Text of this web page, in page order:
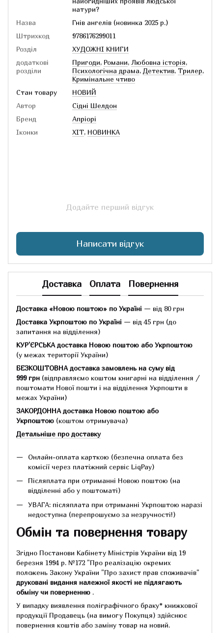
натури?
Назва
Гнів ангелів (новинка 2025 р.)
Штрихкод
9786176299011
Розділ
ХУДОЖНІ КНИГИ
додаткові
розділи
Пригоди, Романи, Любовна історія,
Психологічна драма, Детектив, Трилер,
Кримінальне чтиво
Стан товару
НОВИЙ
Автор
Сідні Шелдон
Бренд
Апріорі
Іконки
ХІТ, НОВИНКА
Додайте перший відгук
Написати відгук
Доставка Оплата Повернення
Доставка «Новою поштою» по Україні — від 80 грн
Доставка Укрпоштою по Україні — від 45 грн (до
запитання на відділення)
КУР'ЄРСЬКА доставка Новою поштою або Укрпоштою
(у межах території України)
БЕЗКОШТОВНА доставка замовлень на суму від
999 грн (відправляємо коштом книгарні на відділення /
поштомати Нової пошти і на відділення Укрпошти в
межах України)
ЗАКОРДОННА доставка Новою поштою або
Укрпоштою (коштом отримувача)
Детальніше про доставку
Онлайн-оплата карткою (безпечна оплата без
комісії через платіжний сервіс LiqPay)
Післяплата при отриманні Новою поштою (на
відділенні або у поштоматі)
УВАГА: післяплата при отриманні Укрпоштою наразі
недоступна (перепрошуємо за незручності!)
Обмін та повернення товару
Згідно Постанови Кабінету Міністрів України від 19
березня 1994 р. №172 "Про реалізацію окремих
положень Закону України "Про захист прав споживачів"
друковані видання належної якості не підлягають
обміну чи поверненню .
У випадку виявлення поліграфічного браку* книжкової
продукції Продавець (на вимогу Покупця) здійснює
повернення коштів або заміну товар на новий.